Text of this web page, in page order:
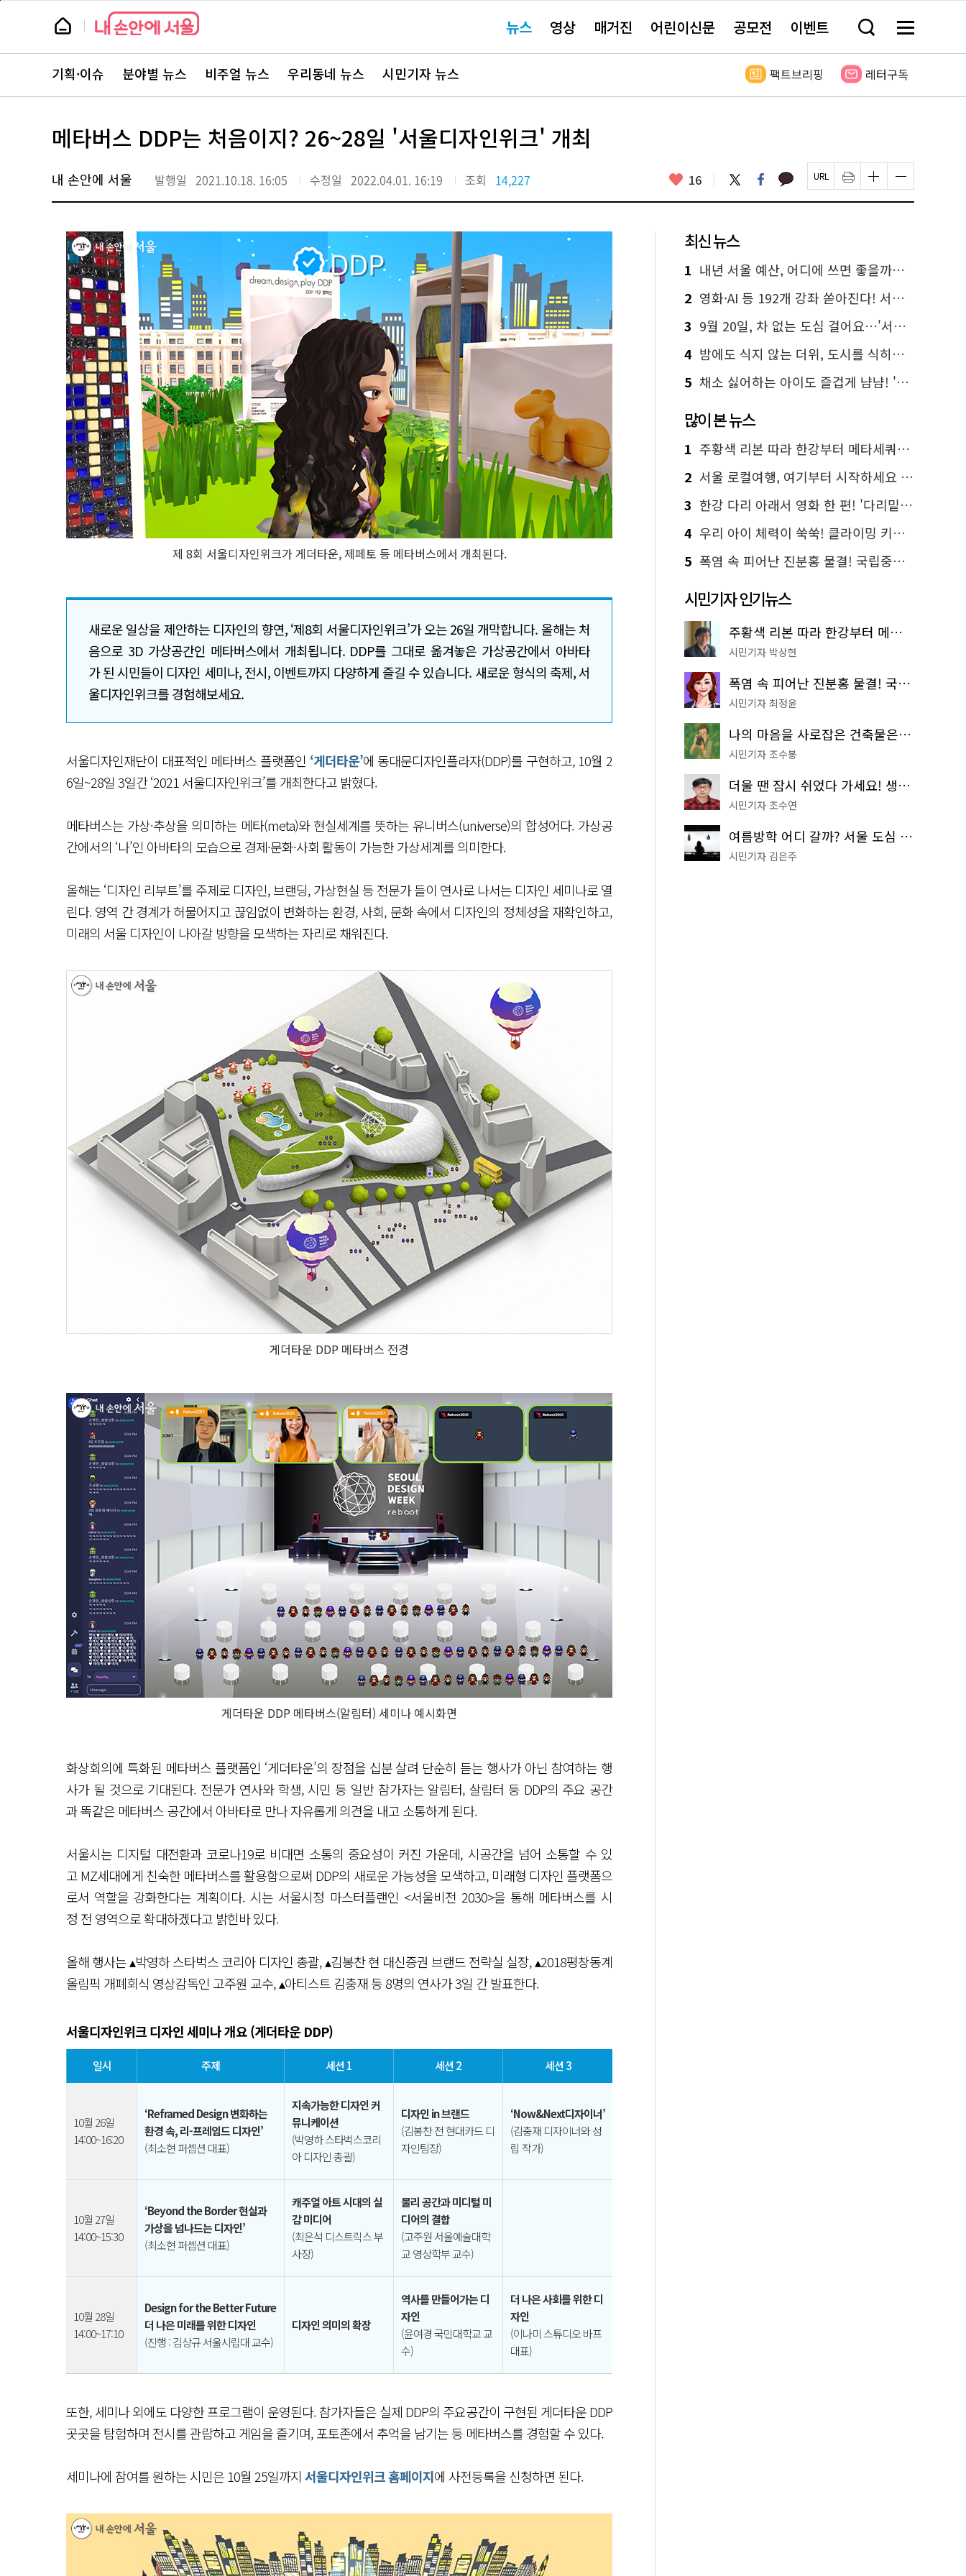
본
뉴
스 요뉴스 영상 매거진 어린이신문 공모전 이벤트 검
창
기
메
전
보
뉴
스
주
서
바
로
기획·이슈 분야별 뉴스 비주얼 뉴스 우리동네 뉴스 시민기자 뉴스 팩트브리핑 레터구독
메타버스 DDP는 처음이지? 26~28일 '서울디자인위크' 개최
내 손안에 서울 발행일 2021.10.18. 16:05 수정일 2022.04.01. 16:19 조회 14,227 좋
요
16 트
위
터
페
이
스
카
카 페
이
지
인
쇄
하
글
자
크
하
기
글
자
크
하
제 8회 서울디자인위크가 게더타운, 제페토 등 메타버스에서 개최된다.
새로운 일상을 제안하는 디자인의 향연, ‘제8회 서울디자인위크’가 오는 26일 개막합니다. 올해는 처
음으로 3D 가상공간인 메타버스에서 개최됩니다. DDP를 그대로 옮겨놓은 가상공간에서 아바타
가 된 시민들이 디자인 세미나, 전시, 이벤트까지 다양하게 즐길 수 있습니다. 새로운 형식의 축제, 서
울디자인위크를 경험해보세요.
서울디자인재단이 대표적인 메타버스 플랫폼인 ‘게더타운’에 동대문디자인플라자(DDP)를 구현하고, 10월 2
6일~28일 3일간 ‘2021 서울디자인위크’를 개최한다고 밝혔다.
메타버스는 가상·추상을 의미하는 메타(meta)와 현실세계를 뜻하는 유니버스(universe)의 합성어다. 가상공
간에서의 ‘나’인 아바타의 모습으로 경제·문화·사회 활동이 가능한 가상세계를 의미한다.
올해는 ‘디자인 리부트’를 주제로 디자인, 브랜딩, 가상현실 등 전문가 들이 연사로 나서는 디자인 세미나로 열
린다. 영역 간 경계가 허물어지고 끊임없이 변화하는 환경, 사회, 문화 속에서 디자인의 정체성을 재확인하고,
미래의 서울 디자인이 나아갈 방향을 모색하는 자리로 채워진다.
게더타운 DDP 메타버스 전경
게더타운 DDP 메타버스(알림터) 세미나 예시화면
화상회의에 특화된 메타버스 플랫폼인 ‘게더타운’의 장점을 십분 살려 단순히 듣는 행사가 아닌 참여하는 행
사가 될 것으로 기대된다. 전문가 연사와 학생, 시민 등 일반 참가자는 알림터, 살림터 등 DDP의 주요 공간
과 똑같은 메타버스 공간에서 아바타로 만나 자유롭게 의견을 내고 소통하게 된다.
서울시는 디지털 대전환과 코로나19로 비대면 소통의 중요성이 커진 가운데, 시공간을 넘어 소통할 수 있
고 MZ세대에게 친숙한 메타버스를 활용함으로써 DDP의 새로운 가능성을 모색하고, 미래형 디자인 플랫폼으
로서 역할을 강화한다는 계획이다. 시는 서울시정 마스터플랜인 <서울비전 2030>을 통해 메타버스를 시
정 전 영역으로 확대하겠다고 밝힌바 있다.
올해 행사는 ▴박영하 스타벅스 코리아 디자인 총괄, ▴김봉찬 현 대신증권 브랜드 전략실 실장, ▴2018평창동계
올림픽 개폐회식 영상감독인 고주원 교수, ▴아티스트 김충재 등 8명의 연사가 3일 간 발표한다.
서울디자인위크 디자인 세미나 개요 (게더타운 DDP)
일시 주제 세션 1 세션 2 세션 3
10월 26일
14:00~16:20
‘Reframed Design 변화하는
환경 속, 리-프레임드 디자인’
(최소현 퍼셉션 대표)
지속가능한 디자인 커
뮤니케이션
(박영하 스타벅스코리
아 디자인 총괄)
디자인 in 브랜드
(김봉찬 전 현대카드 디
자인팀장)
‘Now&Next디자이너’
(김충재 디자이너와 성
립 작가)
10월 27일
14:00~15:30
‘Beyond the Border 현실과
가상을 넘나드는 디자인’
(최소현 퍼셉션 대표)
캐주얼 아트 시대의 실
감 미디어
(최은석 디스트릭스 부
사장)
물리 공간과 미디털 미
디어의 결합
(고주원 서울예술대학
교 영상학부 교수)
10월 28일
14:00~17:10
Design for the Better Future
더 나은 미래를 위한 디자인
(진행 : 김상규 서울시립대 교수)
디자인 의미의 확장
역사를 만들어가는 디
자인
(윤여경 국민대학교 교
수)
더 나은 사회를 위한 디
자인
(이나미 스튜디오 바프
대표)
또한, 세미나 외에도 다양한 프로그램이 운영된다. 참가자들은 실제 DDP의 주요공간이 구현된 게더타운 DDP
곳곳을 탐험하며 전시를 관람하고 게임을 즐기며, 포토존에서 추억을 남기는 등 메타버스를 경험할 수 있다.
세미나에 참여를 원하는 시민은 10월 25일까지 서울디자인위크 홈페이지에 사전등록을 신청하면 된다.
최신 뉴스
1 내년 서울 예산, 어디에 쓰면 좋을까요? 온라인 투표
2 영화·AI 등 192개 강좌 쏟아진다! 서울시민대학 선착순 신청
3 9월 20일, 차 없는 도심 걸어요…'서울 걷자 페스티벌' 선착순 5천명
4 밤에도 식지 않는 더위, 도시를 식히는 시원한 해법은?
5 채소 싫어하는 아이도 즐겁게 냠냠! '찾아가는 서울시 식생활 교육' 현장
많이 본 뉴스
1 주황색 리본 따라 한강부터 메타세쿼이아 숲길까지…서울둘레길 15코스
2 서울 로컬여행, 여기부터 시작하세요 '서울에디션25'
3 한강 다리 아래서 영화 한 편! '다리밑 영화관' 무료 상영
4 우리 아이 체력이 쑥쑥! 클라이밍 키즈카페·어린이 체력장
5 폭염 속 피어난 진분홍 물결! 국립중앙박물관 배롱나무 명소
시민기자 인기뉴스
주황색 리본 따라 한강부터 메타세쿼이아 숲길까지…서울둘레길 15코스
시민기자 박상현
폭염 속 피어난 진분홍 물결! 국립중앙박물관 배롱나무 명소
시민기자 최정윤
나의 마음을 사로잡은 건축물은? '서울시 건축상' 수상작 공개!
시민기자 조수봉
더울 땐 잠시 쉬었다 가세요! 생수 냉장고부터 해피소·무더위쉼터까지
시민기자 조수연
여름방학 어디 갈까? 서울 도심 무료 실내 여행 코스 추천
시민기자 김은주
페